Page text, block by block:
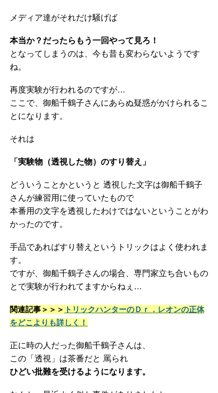
メディア達がそれだけ騒げば
本当か？だったらもう一回やって見ろ！
となってしまうのは、今も昔も変わらないようです
ね。
再度実験が行われるのですが…
ここで、御船千鶴子さんにあらぬ疑惑がかけられるこ
とになります。
それは
「実験物（透視した物）のすり替え」
どういうことかというと 透視した文字は御船千鶴子
さんが練習用に使っていたもので
本番用の文字を透視したわけではないということがわ
かったのです。
手品であればすり替えというトリックはよく使われま
す。
ですが、御船千鶴子さんの場合、専門家立ち合いもの
とで実験が行われてますからねぇ…
関連記事＞＞＞ トリックハンターのＤｒ．レオンの正体
をどこよりも詳しく！
正に時の人だった御船千鶴子さんは、
この「透視」は茶番だと 罵られ
ひどい批難を受けるようになります。